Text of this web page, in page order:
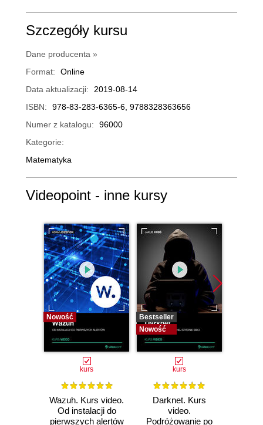
Szczegóły kursu
Dane producenta »
Format:
Online
Data aktualizacji:
2019-08-14
ISBN:
978-83-283-6365-6, 9788328363656
Numer z katalogu:
96000
Kategorie:
Matematyka
Videopoint - inne kursy
Nowość
kurs
Wazuh. Kurs video.
Od instalacji do
pierwszych alertów
Bestseller
Nowość
kurs
Darknet. Kurs
video.
Podróżowanie po